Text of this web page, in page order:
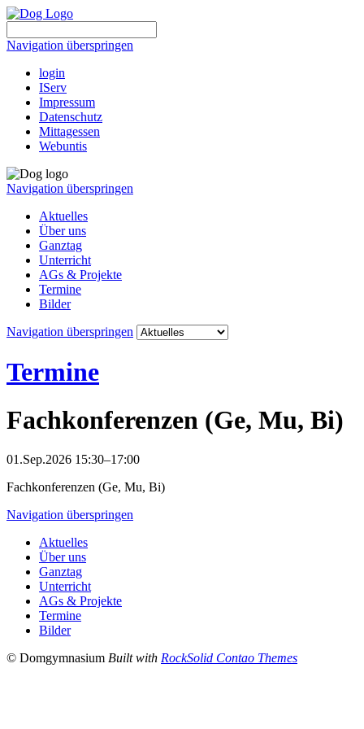
Navigation überspringen
login
IServ
Impressum
Datenschutz
Mittagessen
Webuntis
Navigation überspringen
Aktuelles
Über uns
Ganztag
Unterricht
AGs & Projekte
Termine
Bilder
Navigation überspringen
Termine
Fachkonferenzen (Ge, Mu, Bi)
01.Sep.2026 15:30–17:00
Fachkonferenzen (Ge, Mu, Bi)
Navigation überspringen
Aktuelles
Über uns
Ganztag
Unterricht
AGs & Projekte
Termine
Bilder
© Domgymnasium Built with RockSolid Contao Themes